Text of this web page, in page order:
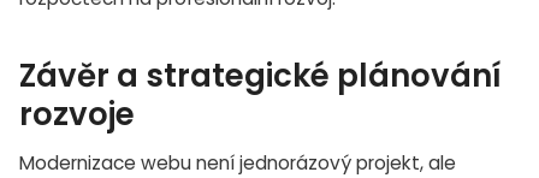
Závěr a strategické plánování
rozvoje
Modernizace webu není jednorázový projekt, ale